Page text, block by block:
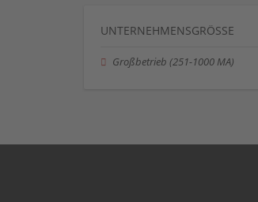
UNTERNEHMENSGRÖSSE
Großbetrieb (251-1000 MA)